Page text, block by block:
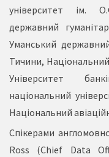
університет ім.
державний
Уманський
Тичини,
Університет
національний
Національний
Спікерами
Ross (Chief Data